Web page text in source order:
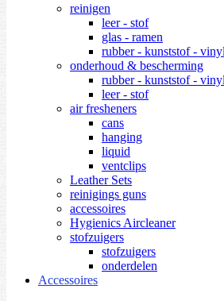
reinigen
leer - stof
glas - ramen
rubber - kunststof - vinyl
onderhoud & bescherming
rubber - kunststof - vinyl
leer - stof
air fresheners
cans
hanging
liquid
ventclips
Leather Sets
reinigings guns
accessoires
Hygienics Aircleaner
stofzuigers
stofzuigers
onderdelen
Accessoires